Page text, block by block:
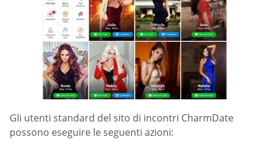
Gli utenti standard del sito di incontri CharmDate
possono eseguire le seguenti azioni: